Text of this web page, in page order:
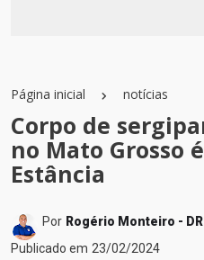
Página inicial notícias
Corpo de
no Mato Grosso
Estância
Por Rogério Monteiro -
Publicado em 23/02/2024